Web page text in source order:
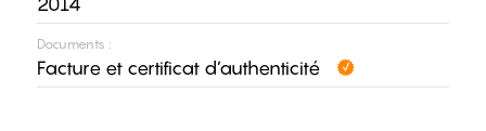
Documents :
Facture et certificat d’authenticité